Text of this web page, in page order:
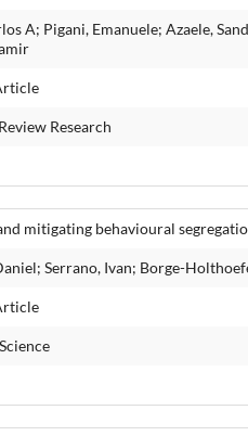
A; Pigani, Emanuele; Azaele,
Research
mitigating behavioural
Serrano, Ivan; Borge-